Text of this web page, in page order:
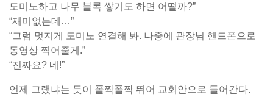
도미노하고 나무 블록 쌓기도 하면 어떨까?”
“재미없는데…”
“그럼 멋지게 도미노 연결해 봐. 나중에 관장님 핸드폰으로
동영상 찍어줄게.”
“진짜요? 네!”
언제 그랬냐는 듯이 폴짝폴짝 뛰어 교회안으로 들어간다.